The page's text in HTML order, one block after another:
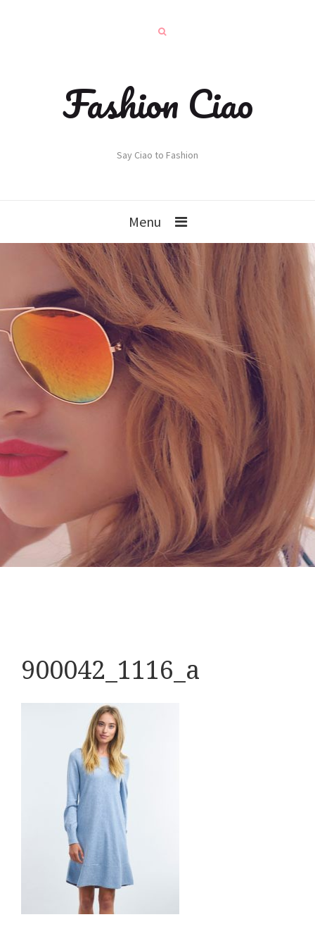
Fashion Ciao
Say Ciao to Fashion
Menu
900042_1116_a